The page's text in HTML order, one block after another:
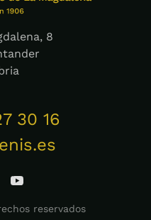
8
30 16
reservados